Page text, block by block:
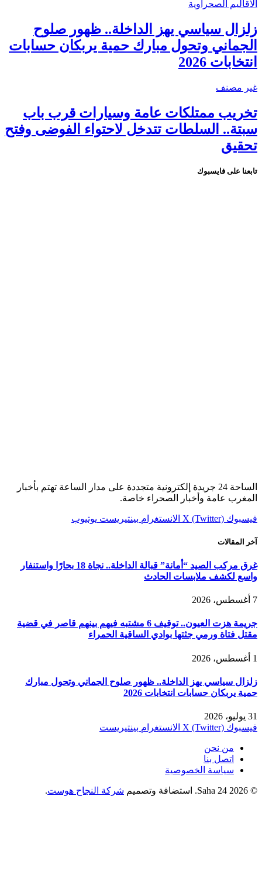
الاقاليم الصحراوية
زلزال سياسي يهز الداخلة.. ظهور صلوح
الجماني وتحول مبارك حمية يربكان حسابات
انتخابات 2026
غير مصنف
تخريب ممتلكات عامة وسيارات قرب باب
سبتة.. السلطات تتدخل لاحتواء الفوضى وفتح
تحقيق
تابعنا على فايسبوك
الساحة 24 جريدة إلكترونية متجددة على مدار الساعة تهتم بأخبار
المغرب عامة وأخبار الصحراء خاصة.
فيسبوك X (Twitter) الانستغرام بينتيريست يوتيوب
آخر المقالات
غرق مركب الصيد “أمانة” قبالة الداخلة.. نجاة 18 بحارًا واستنفار
واسع لكشف ملابسات الحادث
7 أغسطس، 2026
جريمة هزت العيون.. توقيف 6 مشتبه فيهم بينهم قاصر في قضية
مقتل فتاة ورمي جثتها بوادي الساقية الحمراء
1 أغسطس، 2026
زلزال سياسي يهز الداخلة.. ظهور صلوح الجماني وتحول مبارك
حمية يربكان حسابات انتخابات 2026
31 يوليو، 2026
فيسبوك X (Twitter) الانستغرام بينتيريست
من نحن
اتصل بنا
سياسة الخصوصية
© 2026 Saha 24. استضافة وتصميم شركة النجاح هوست.